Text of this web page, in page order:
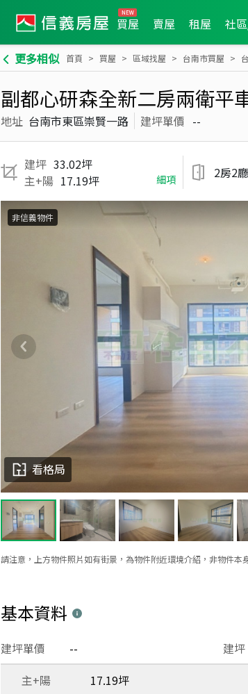
買屋 賣屋 租屋 社
更多相似 首頁 買屋 區域找屋 台南市買屋
副都心研森全新二房兩衛平
地址 台南市東區崇賢一路 建坪單價 --
建坪 33.02坪
主+陽 17.19坪 細項 2房2
請注意，上方物件照片如有街景，為物件附近環境介紹，非物件本
看格局
非信義物件
基本資料
建坪
建坪單價 --
主+陽
17.19坪